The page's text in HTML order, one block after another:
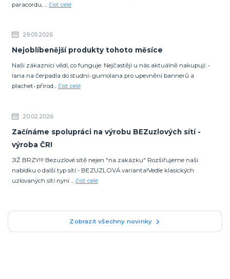
paracordu, ... číst celé
29.05.2026
Nejoblíbenější produkty tohoto měsíce
Naši zákazníci vědí, co funguje. Nejčastěji u nás aktuálně nakupují: •
lana na čerpadla do studní• gumolana pro upevnění bannerů a
plachet• přírod... číst celé
20.02.2026
Začínáme spolupráci na výrobu BEZuzlových sítí -
výroba ČR!
JIŽ BRZY!!! Bezuzlové sítě nejen "na zakázku" Rozšiřujeme naši
nabídku o další typ sítí - BEZUZLOVÁ varianta!Vedle klasických
uzlovaných sítí nyní ... číst celé
Zobrazit všechny novinky